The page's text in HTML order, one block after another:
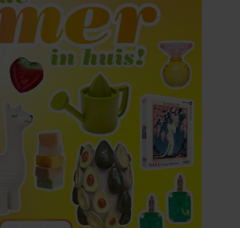
voelen
ontvang je elke
energiek, ontspannen en in
te voelen.